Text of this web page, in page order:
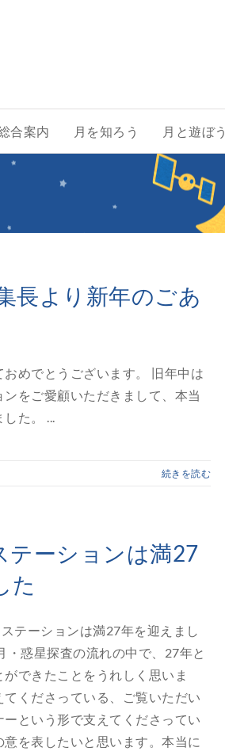
合案内 月を知ろう 月と遊ぼう
長より新年のごあ
めでとうございます。 旧年中は
をご愛顧いただきまして、本当
た。 ...
続きを読む
テーションは満27
た
テーションは満27年を迎えまし
・惑星探査の流れの中で、27年と
できたことをうれしく思いま
くださっている、ご覧いただい
という形で支えてくださってい
を表したいと思います。本当に